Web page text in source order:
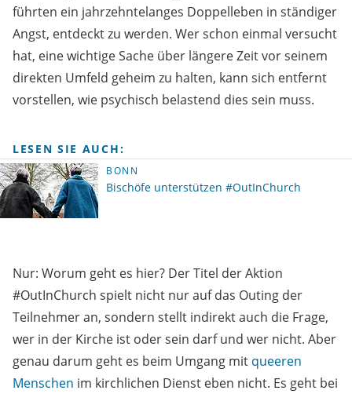
führten ein jahrzehntelanges Doppelleben in ständiger
Angst, entdeckt zu werden. Wer schon einmal versucht
hat, eine wichtige Sache über längere Zeit vor seinem
direkten Umfeld geheim zu halten, kann sich entfernt
vorstellen, wie psychisch belastend dies sein muss.
LESEN SIE AUCH:
BONN
Bischöfe unterstützen #OutInChurch
Nur: Worum geht es hier? Der Titel der Aktion
#OutInChurch spielt nicht nur auf das Outing der
Teilnehmer an, sondern stellt indirekt auch die Frage,
wer in der Kirche ist oder sein darf und wer nicht. Aber
genau darum geht es beim Umgang mit queeren
Menschen im kirchlichen Dienst eben nicht. Es geht bei